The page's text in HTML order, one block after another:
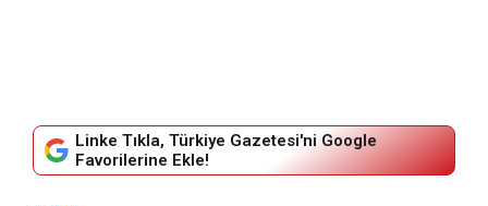
Linke Tıkla, Türkiye Gazetesi'ni Google
Favorilerine Ekle!